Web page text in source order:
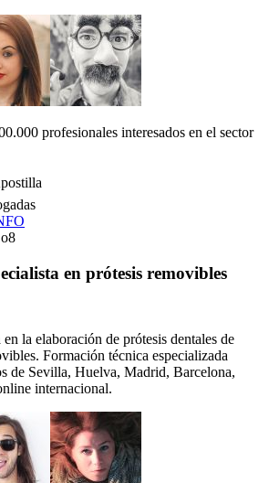
profesionales interesados en el sector
o8
en prótesis removibles
la elaboración de prótesis dentales de
Formación técnica especializada
de Sevilla, Huelva, Madrid, Barcelona,
internacional.